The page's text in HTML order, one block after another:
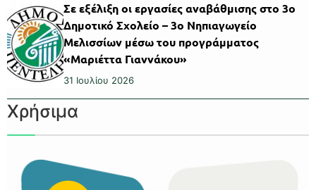
Σε εξέλιξη οι εργασίες αναβάθμισης στο 3ο
Δημοτικό Σχολείο – 3ο Νηπιαγωγείο
Μελισσίων μέσω του προγράμματος
«Μαριέττα Γιαννάκου»
31 Ιουλίου 2026
Χρήσιμα